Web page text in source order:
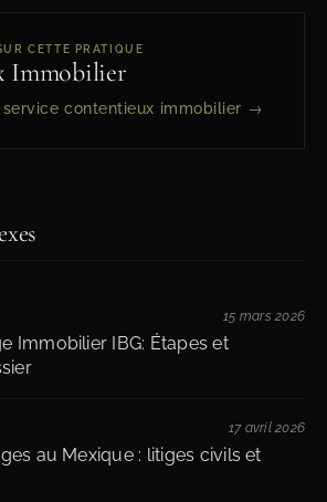
CETTE PRATIQUE
Immobilier
service contentieux immobilier →
Immobilier IBG: Étapes et
15 mars 2026
au Mexique : litiges civils et
17 avril 2026